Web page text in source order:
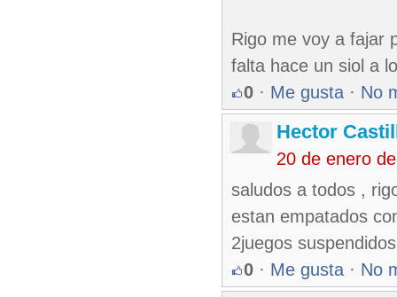
Rigo me voy a fajar
falta hace un siol a
0 · Me gusta · No
Hector
20 de enero
saludos a todos ,
estan empatados
2juegos
0 · Me gusta · No